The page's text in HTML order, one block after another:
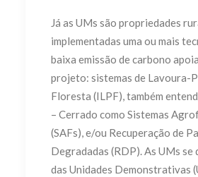
Já as UMs são propriedades
implementadas uma ou mais
baixa emissão de carbono
projeto: sistemas de Lavoura-
Floresta (ILPF), também
– Cerrado como Sistemas
(SAFs), e/ou Recuperação de
Degradadas (RDP). As UMs se
das Unidades Demonstrativas